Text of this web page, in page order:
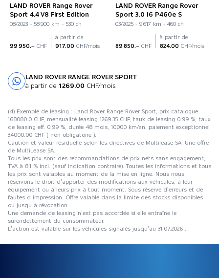
LAND ROVER Range Rover
Sport 4.4 V8 First Edition
08/2023 - 58 900 km - 530 ch
99 950.– CHF
à partir de
917.00 CHF/mois
LAND ROVER Range Rover
Sport 3.0 I6 P460e S
03/2025 - 9 617 km - 460 ch
89 850.– CHF
à partir de
824.00 CHF/mois
LAND ROVER RANGE ROVER SPORT
à partir de 1 269.00 CHF/mois
(4) Exemple de leasing : Land Rover Range Rover Sport, prix catalogue
168080.0 CHF, mensualité leasing 1269.35 CHF, taux de leasing 0.99 %, taux
de leasing eff. 0.99 %, durée 48 mois, 10000 km/an, paiement exceptionnel
34000.00 CHF ( non obligatoire ).
Caution et valeur résiduelle selon les directives de Multilease SA. Une offre
de MultiLease SA.
Tous les prix sont des recommandations de prix nets sans engagement,
TVA à 8,1 % incl. (sauf indication contraire). Toutes les informations et tous
les prix sont valables au moment de la mise en ligne. Nous nous
réservons le droit d’apporter des modifications aux véhicules, à leur
équipement ou à leurs prix à tout moment. Sous réserve d’erreurs et de
fautes d impression. Offre valable dans la limite des stocks disponibles
ou jusqu à révocation.
Une demande de leasing n’est pas accordée si elle entraîne le
surendettement du consommateur.
L’action est valable sur les véhicules signalés jusqu’au 31.07.2026 .